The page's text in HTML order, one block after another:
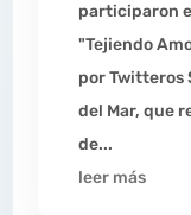
participaron
"Tejiendo
por Twitteros
del Mar, que
de...
leer más